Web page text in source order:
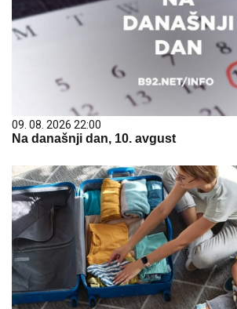
09. 08. 2026 22:00
Na današnji dan, 10. avgust